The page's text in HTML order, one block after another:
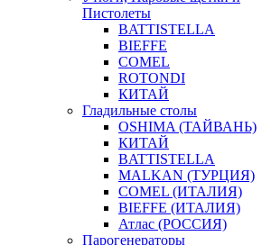
Пистолеты
BATTISTELLA
BIEFFE
COMEL
ROTONDI
КИТАЙ
Гладильные столы
OSHIMA (ТАЙВАНЬ)
КИТАЙ
BATTISTELLA
MALKAN (ТУРЦИЯ)
COMEL (ИТАЛИЯ)
BIEFFE (ИТАЛИЯ)
Атлас (РОССИЯ)
Парогенераторы